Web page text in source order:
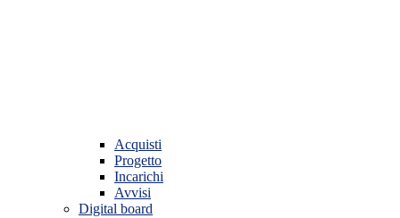
Acquisti
Progetto
Incarichi
Avvisi
Digital board